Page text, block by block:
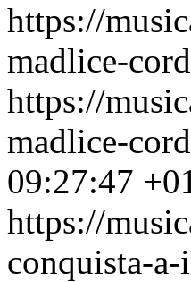
https://
madlice-
https://
madlice-
09:27:47
https://
conquista-